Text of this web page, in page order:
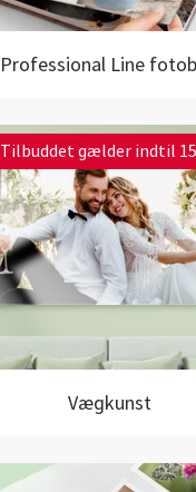
Professional Line
Tilbuddet gælder indtil
Vægkunst